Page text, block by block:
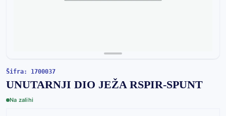
Šifra: 1700037
UNUTARNJI DIO JEŽA RSPIR-SPUNT
Na zalihi